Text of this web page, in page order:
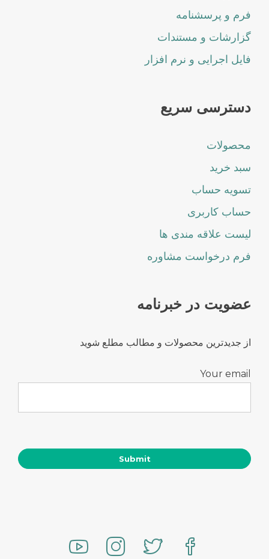
فرم و پرسشنامه
گزارشات و مستندات
فایل اجرایی و نرم افزار
دسترسی سریع
محصولات
سبد خرید
تسویه حساب
حساب کاربری
لیست علاقه مندی ها
فرم درخواست مشاوره
عضویت در خبرنامه
از جدیدترین محصولات و مطالب مطلع شوید
Your email